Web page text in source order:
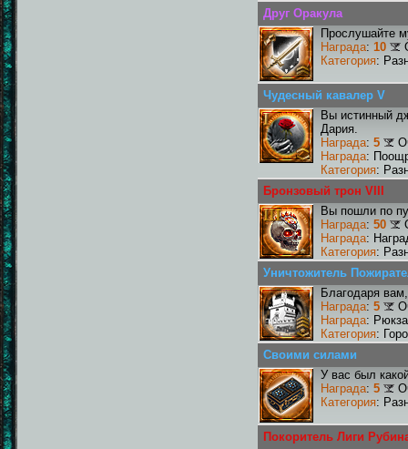
Друг Оракула
Прослушайте
Награда: 10
Категория:
Чудесный кавалер V
Вы истинный
Дария.
Награда: 5
Награда:
Категория:
Бронзовый трон VIII
Вы пошли по
Награда: 50
Награда:
Категория:
Уничтожитель
Благодаря
Награда: 5
Награда:
Категория:
Своими силами
У вас был
Награда: 5
Категория:
Покоритель Лиги